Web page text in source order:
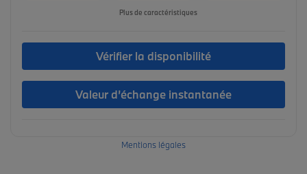
Plus de caractéristiques
Vérifier la disponibilité
Valeur d’échange instantanée
Mentions légales